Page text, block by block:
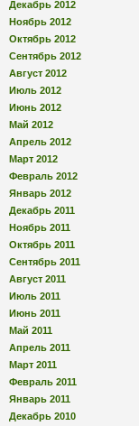
Декабрь 2012
Ноябрь 2012
Октябрь 2012
Сентябрь 2012
Август 2012
Июль 2012
Июнь 2012
Май 2012
Апрель 2012
Март 2012
Февраль 2012
Январь 2012
Декабрь 2011
Ноябрь 2011
Октябрь 2011
Сентябрь 2011
Август 2011
Июль 2011
Июнь 2011
Май 2011
Апрель 2011
Март 2011
Февраль 2011
Январь 2011
Декабрь 2010